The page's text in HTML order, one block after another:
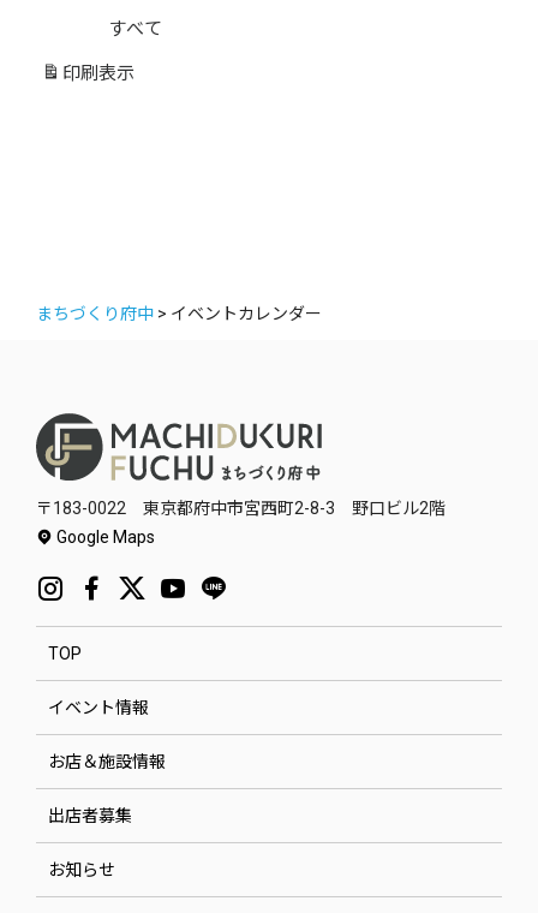
ゴ
リ
すべて
印刷 表示
まちづくり府中 > イベントカレンダー
〒183-0022 東京都府中市宮西町2-8-3 野口ビル2階
Google Maps
TOP
イベント情報
お店＆施設情報
出店者募集
お知らせ